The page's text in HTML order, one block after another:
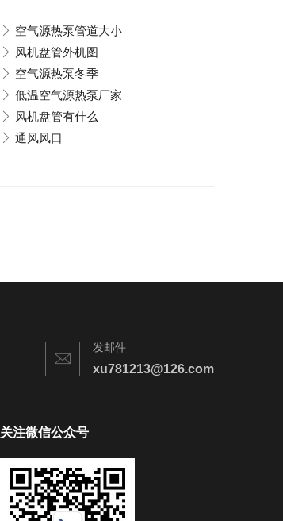
空气源热泵管道大小
风机盘管外机图
空气源热泵冬季
低温空气源热泵厂家
风机盘管有什么
通风风口
发邮件
xu781213@126.com
关注微信公众号